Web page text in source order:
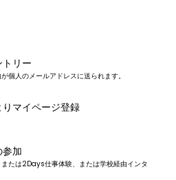
リー
個人のメールアドレスに送られます。
マイページ登録
加
たは2Days仕事体験、または学校経由インタ